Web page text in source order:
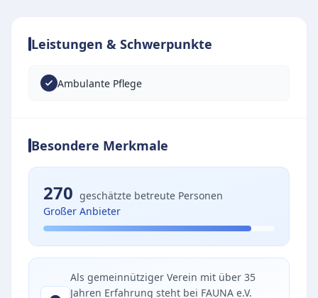
Leistungen & Schwerpunkte
Ambulante Pflege
Besondere Merkmale
270 geschätzte betreute Personen
Großer Anbieter
Als gemeinnütziger Verein mit über 35
Jahren Erfahrung steht bei FAUNA e.V.